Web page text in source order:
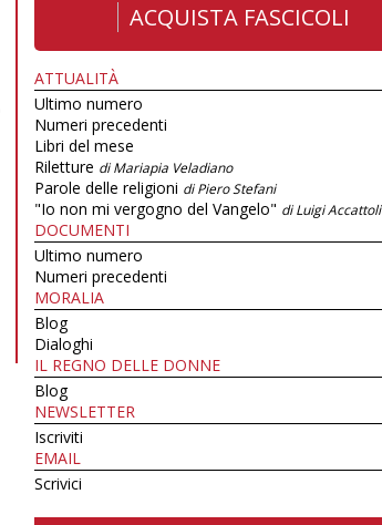
ACQUISTA FASCICOLI
ATTUALITÀ
Ultimo numero
Numeri precedenti
Libri del mese
Riletture di Mariapia Veladiano
Parole delle religioni di Piero Stefani
"Io non mi vergogno del Vangelo" di Luigi Accattoli
DOCUMENTI
Ultimo numero
Numeri precedenti
MORALIA
Blog
Dialoghi
IL REGNO DELLE DONNE
Blog
NEWSLETTER
Iscriviti
EMAIL
Scrivici